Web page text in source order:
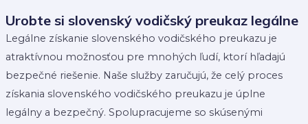
Urobte si slovenský vodičský preukaz legálne
Legálne získanie slovenského vodičského preukazu je
atraktívnou možnosťou pre mnohých ľudí, ktorí hľadajú
bezpečné riešenie. Naše služby zaručujú, že celý proces
získania slovenského vodičského preukazu je úplne
legálny a bezpečný. Spolupracujeme so skúsenými